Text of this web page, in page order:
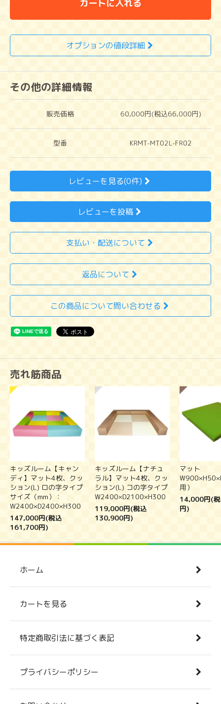
カートに入れる
オプションの値段詳細
その他の詳細情報
販売価格 60,000円(税込66,000円)
型番 KRMT-MT02L-FR02
レビューを見る(0件)
レビューを投稿
支払い・配送について
返品について
この商品について問い合わせる
売れ筋商品
キッズルーム【キャン
ディ】マット4枚、クッ
ション(L) ロの字タイプ
サイズ（mm）：
W2400×D2400×H300
147,000円(税込
161,700円)
キッズルーム【ナチュ
ラル】マット4枚、クッ
ション(L) コの字タイプ
W2400×D2100×H300
119,000円(税込
130,900円)
マット
用）
14,000円(
円)
ホーム
カートを見る
特定商取引法に基づく表記
プライバシーポリシー